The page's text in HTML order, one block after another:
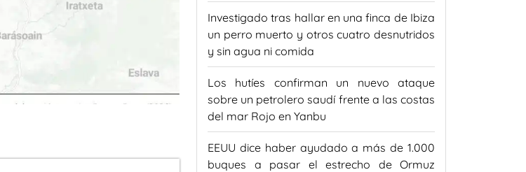
Investigado tras hallar en una finca de Ibiza
un perro muerto y otros cuatro desnutridos
y sin agua ni comida
Los hutíes confirman un nuevo ataque
sobre un petrolero saudí frente a las costas
del mar Rojo en Yanbu
EEUU dice haber ayudado a más de 1.000
buques a pasar el estrecho de Ormuz